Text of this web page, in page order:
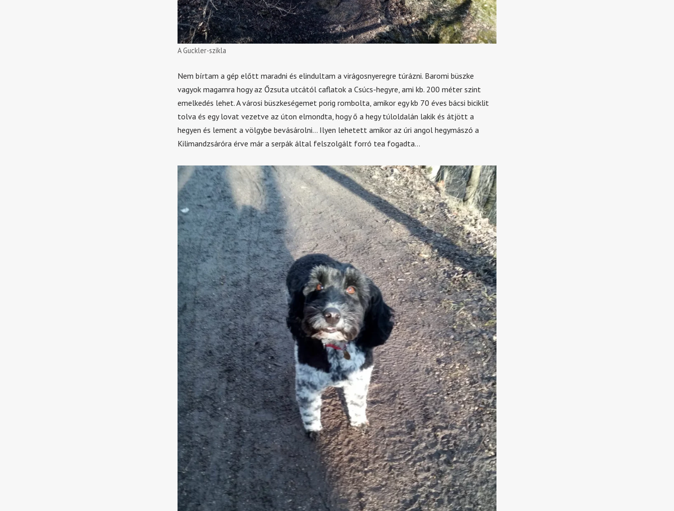
A Guckler-szikla
Nem bírtam a gép előtt maradni és elindultam a virágosnyeregre túrázni. Baromi büszke
vagyok magamra hogy az Őzsuta utcától caflatok a Csúcs-hegyre, ami kb. 200 méter szint
emelkedés lehet. A városi büszkeségemet porig rombolta, amikor egy kb 70 éves bácsi biciklit
tolva és egy lovat vezetve az úton elmondta, hogy ő a hegy túloldalán lakik és átjött a
hegyen és lement a völgybe bevásárolni… Ilyen lehetett amikor az úri angol hegymászó a
Kilimandzsáróra érve már a serpák által felszolgált forró tea fogadta…